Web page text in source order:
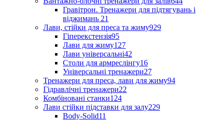
Гравітрон. Тренажери для підтягувань і
віджимань 21
Лави, стійки для преса та жиму929
Гіперекстензія95
Лави для жиму127
Лави універсальні42
Столи для армреслінгу16
Універсальні тренажери27
Тренажери для преса, лави для жиму94
Гідравлічні тренажери22
Комбіновані станки124
Лави стійки підставки для залу229
Body-Solid11